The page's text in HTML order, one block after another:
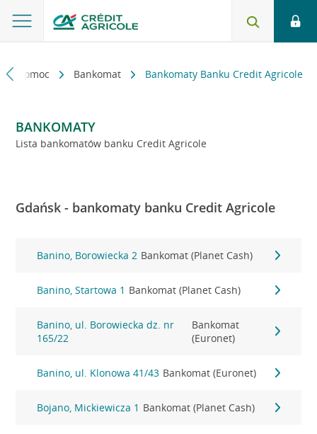
i pomoc Bankomat Bankomaty Banku Credit Agricole
BANKOMATY
Lista bankomatów banku Credit Agricole
Gdańsk - bankomaty banku Credit Agricole
Banino, Borowiecka 2 Bankomat (Planet Cash)
Banino, Startowa 1 Bankomat (Planet Cash)
Banino, ul. Borowiecka dz. nr
165/22
Bankomat
(Euronet)
Banino, ul. Klonowa 41/43 Bankomat (Euronet)
Bojano, Mickiewicza 1 Bankomat (Planet Cash)